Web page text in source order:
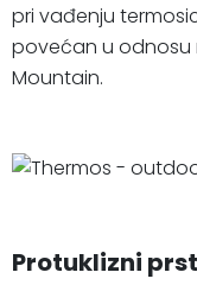
pri vađenju
povećan u odnosu
Mountain.
Protuklizni